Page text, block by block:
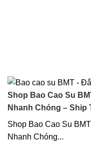
Shop Bao Cao Su
Nhanh Chóng – Ship
Shop Bao Cao Su
Nhanh Chóng...